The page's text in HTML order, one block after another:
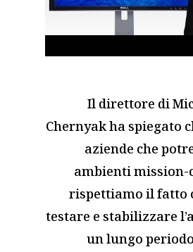
Il direttore di
Chernyak ha spiegato
aziende che
ambienti
rispettiamo il fatto
testare e stabilizzare
un lungo